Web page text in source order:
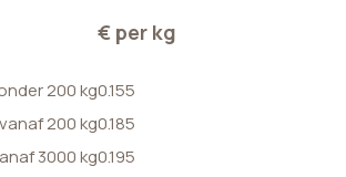
€ per kg
200 kg0.155
200 kg0.185
3000 kg0.195